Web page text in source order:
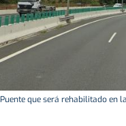
Puente que será rehabilitado en